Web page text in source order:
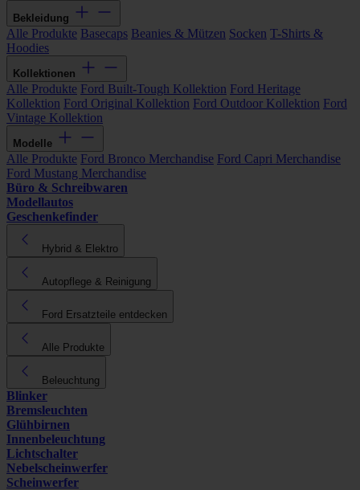
Bekleidung
Alle Produkte Basecaps Beanies & Mützen Socken T-Shirts &
Hoodies
Kollektionen
Alle Produkte Ford Built-Tough Kollektion Ford Heritage
Kollektion Ford Original Kollektion Ford Outdoor Kollektion Ford
Vintage Kollektion
Modelle
Alle Produkte Ford Bronco Merchandise Ford Capri Merchandise
Ford Mustang Merchandise
Büro & Schreibwaren
Modellautos
Geschenkefinder
Hybrid & Elektro
Autopflege & Reinigung
Ford Ersatzteile entdecken
Alle Produkte
Beleuchtung
Blinker
Bremsleuchten
Glühbirnen
Innenbeleuchtung
Lichtschalter
Nebelscheinwerfer
Scheinwerfer